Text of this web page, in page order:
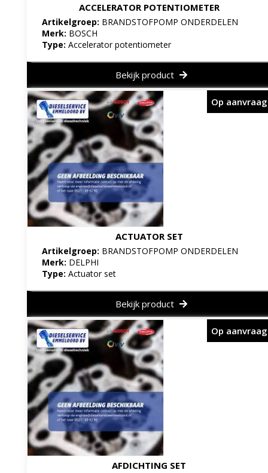
ACCELERATOR POTENTIOMETER
Artikelgroep: BRANDSTOFPOMP ONDERDELEN
Merk: BOSCH
Type: Accelerator potentiometer
Bekijk product
ACTUATOR SET
Artikelgroep: BRANDSTOFPOMP ONDERDELEN
Merk: DELPHI
Type: Actuator set
Op aanvraag
Bekijk product
AFDICHTING SET
Op aanvraag